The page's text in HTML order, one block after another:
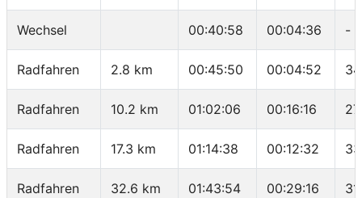
Wechsel 00:40:58 00:04:36 -
Radfahren 2.8 km 00:45:50 00:04:52
Radfahren 10.2 km 01:02:06 00:16:16
Radfahren 17.3 km 01:14:38 00:12:32
Radfahren 32.6 km 01:43:54 00:29:16